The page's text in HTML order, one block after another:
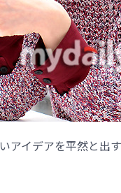
アイデアを平然と出